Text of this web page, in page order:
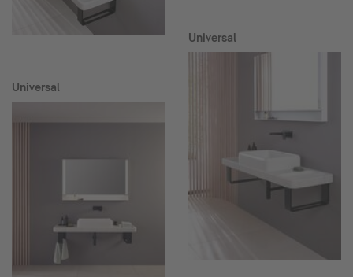
Universal
Universal